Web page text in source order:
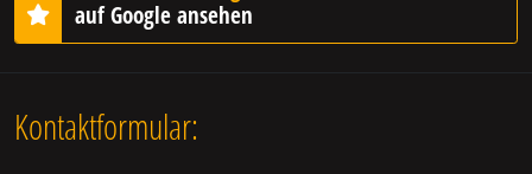
auf Google ansehen
Kontaktformular: